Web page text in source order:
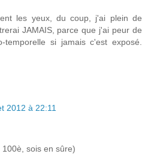
les yeux, du coup, j'ai plein de
JAMAIS, parce que j'ai peur de
temporelle si jamais c'est exposé.
2012 à 22:11
sois en sûre)